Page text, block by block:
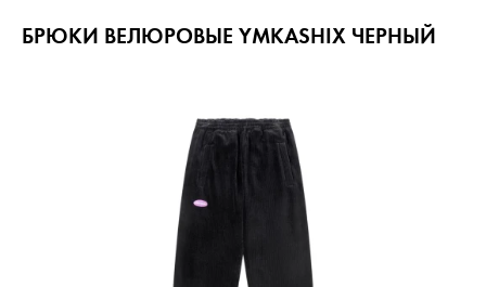
БРЮКИ ВЕЛЮРОВЫЕ YMKASHIX ЧЕРНЫЙ